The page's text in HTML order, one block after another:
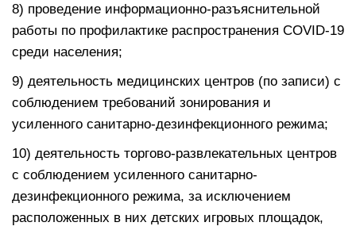
8) проведение информационно-разъяснительной
работы по профилактике распространения COVID-19
среди населения;
9) деятельность медицинских центров (по записи) с
соблюдением требований зонирования и
усиленного санитарно-дезинфекционного режима;
10) деятельность торгово-развлекательных центров
с соблюдением усиленного санитарно-
дезинфекционного режима, за исключением
расположенных в них детских игровых площадок,